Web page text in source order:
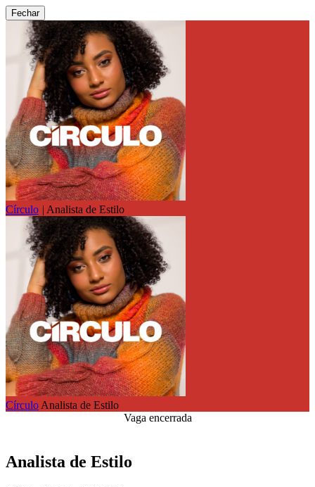
Fechar
Círculo | Analista de Estilo
Círculo Analista de Estilo
Vaga encerrada
Analista de Estilo